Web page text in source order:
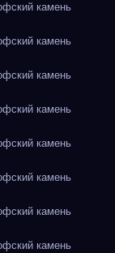
камень
камень
камень
камень
камень
камень
камень
камень